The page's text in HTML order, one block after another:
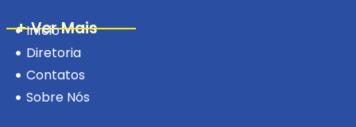
+ Ver Mais
Início
Diretoria
Contatos
Sobre Nós